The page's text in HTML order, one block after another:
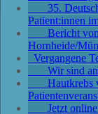
35.
Patient:innen
Bericht
Hornheide/
Vergangene
Wir sind
Hautkrebs
Jetzt